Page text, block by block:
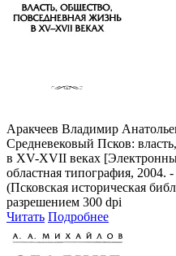
Аракчеев Владимир
Средневековый Псков:
в ХV-ХVII веках
областная типография, 2004.
(Псковская историческая
разрешением 300 dpi
Читать Подробнее